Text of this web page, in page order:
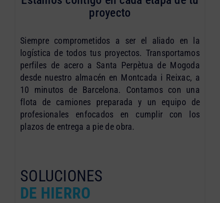
proyecto
Siempre comprometidos a ser el aliado en la
logística de todos tus proyectos. Transportamos
perfiles de acero a Santa Perpètua de Mogoda
desde nuestro almacén en Montcada i Reixac, a
10 minutos de Barcelona. Contamos con una
flota de camiones preparada y un equipo de
profesionales enfocados en cumplir con los
plazos de entrega a pie de obra.
SOLUCIONES
DE HIERRO